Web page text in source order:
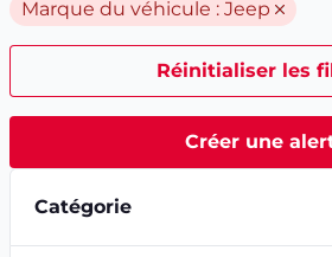
Marque du véhicule : Jeep
Réinitialiser les
Créer une
Catégorie